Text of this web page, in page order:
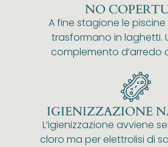
NO
A fine stagione le piscine
trasformano in laghetti.
complemento d’arredo
IGIENIZZAZIONE
L’igienizzazione avviene
cloro ma per elettrolisi di